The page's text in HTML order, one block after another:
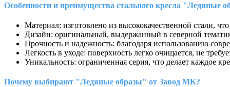
Особенности и преимущества стального кресла "Ледяные
Материал: изготовлено из высококачественной стали,
Дизайн: оригинальный, выдержанный в северной
Прочность и надежность: благодаря использованию
Легкость в уходе: поверхность легко очищается, не
Уникальность: ограниченная серия, что делает каждое
Почему выбирают "Ледяные образы" от Завод МК?